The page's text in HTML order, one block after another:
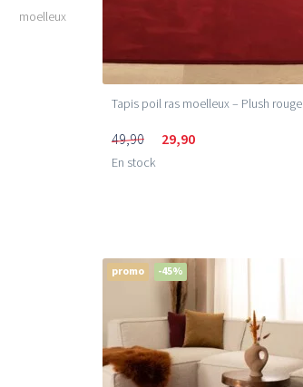
moelleux
Tapis poil ras moelleux – Plush rouge
49,90 29,90
En stock
promo -45%